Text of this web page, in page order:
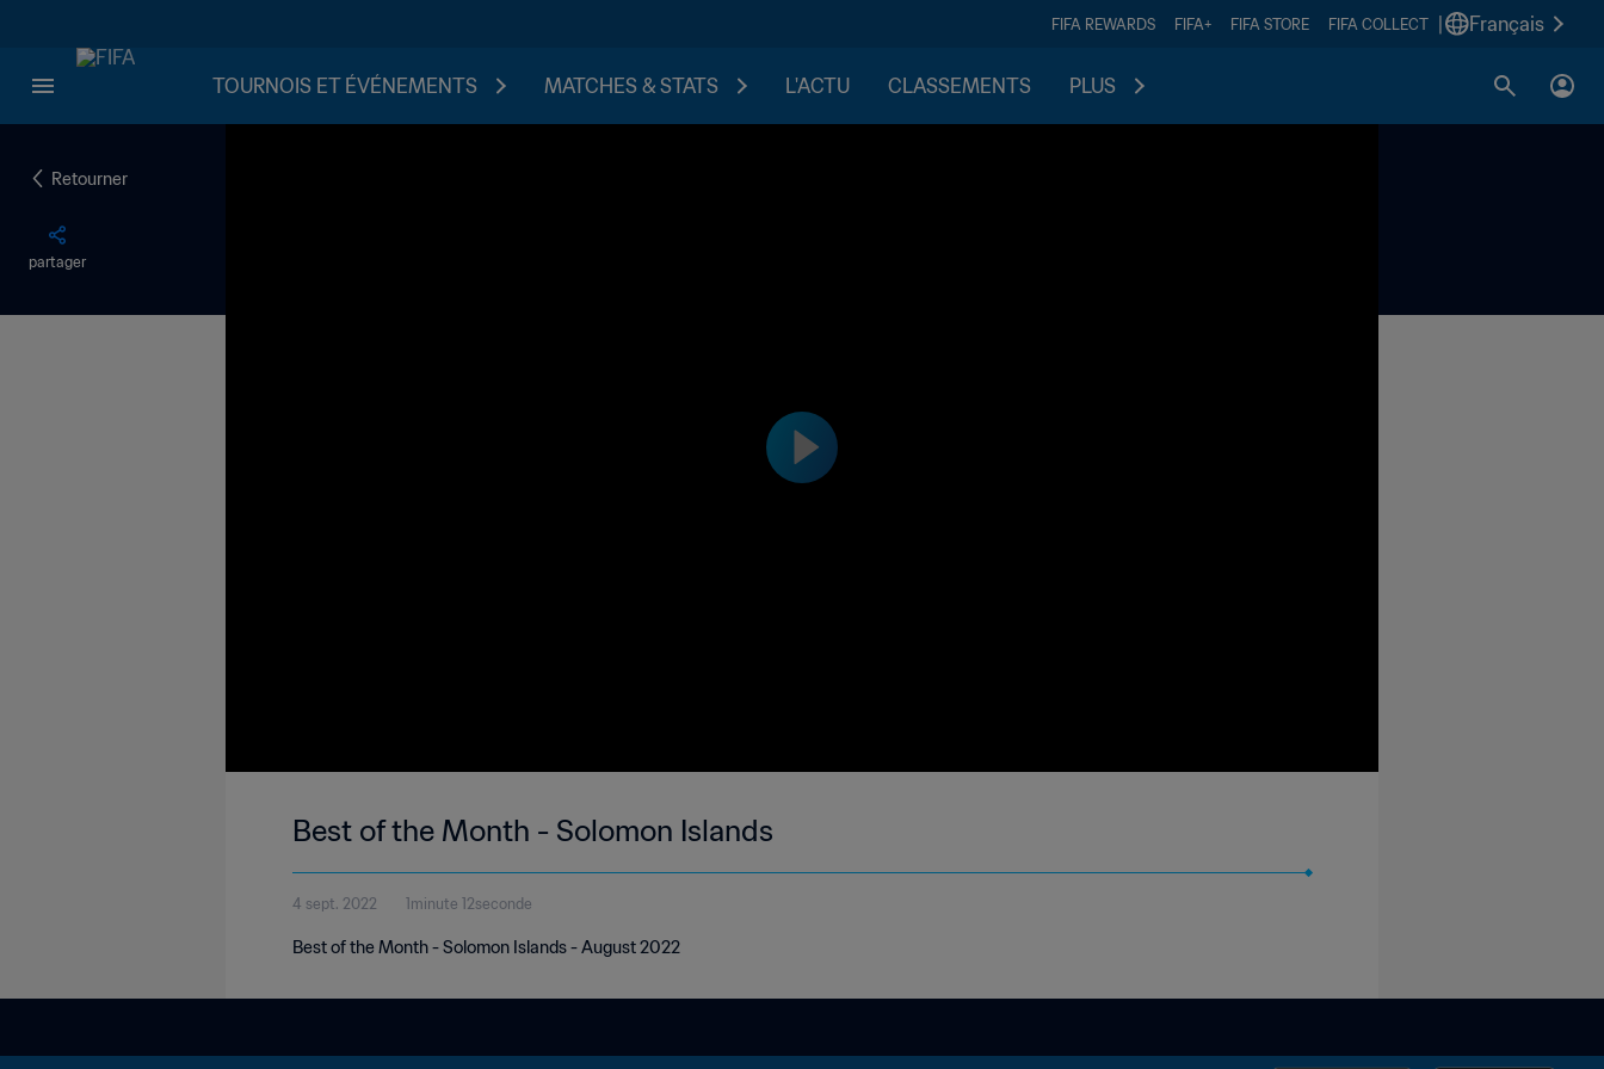
FIFA REWARDS FIFA+ FIFA STORE FIFA COLLECT Français
TOURNOIS ET ÉVÉNEMENTS MATCHES & STATS L'ACTU CLASSEMENTS PLUS
Retourner
partager
Best of the Month - Solomon Islands
4 sept. 2022 1minute 12seconde
Best of the Month - Solomon Islands - August 2022